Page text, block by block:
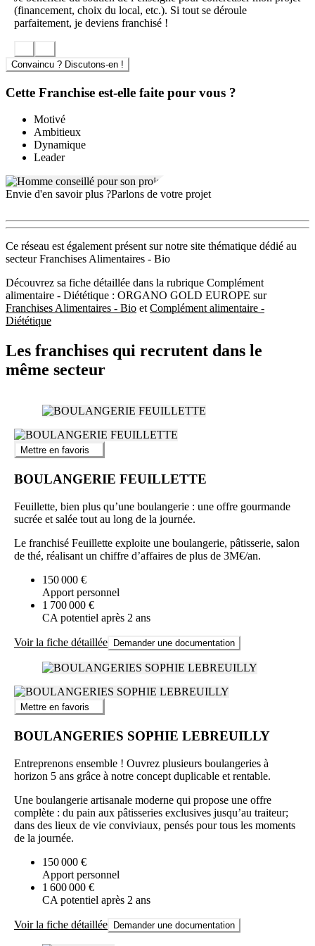
démarrer de chez soi, sans barrières financières importantes ni
dépenses publicitaires importantes. Ce modèle convient aussi bien à
ceux souhaitant une activité complémentaire qu’aux entrepreneurs
désireux de construire un réseau puissant autour du café santé.
Les engagements d’Organo Gold auprès de ses franchisés
Organo Gold accompagne ses franchisés tout au long de leur
digitaux, supports de vente personnalisés et conseils réguliers pour
renforcer l’activité. Un réseau d’entraide et de soutien permet de
grandir au sein d’une communauté structurée et motivée.
(financement, choix du local, etc.). Si tout se déroule
parfaitement, je deviens franchisé !
Convaincu ? Discutons-en !
Cette Franchise est-elle faite pour vous ?
Motivé
Ambitieux
Dynamique
Leader
Envie d'en savoir plus ?Parlons de votre projet
Ce réseau est également présent sur notre site thématique dédié au
secteur Franchises Alimentaires - Bio
Découvrez sa fiche détaillée dans la rubrique Complément
alimentaire - Diététique : ORGANO GOLD EUROPE sur
Franchises Alimentaires - Bio et Complément alimentaire -
Diététique
Les franchises qui recrutent dans le
même secteur
Mettre en favoris
BOULANGERIE FEUILLETTE
Feuillette, bien plus qu’une boulangerie : une offre gourmande
sucrée et salée tout au long de la journée.
Le franchisé Feuillette exploite une boulangerie, pâtisserie, salon
de thé, réalisant un chiffre d’affaires de plus de 3M€/an.
150 000 €
Apport personnel
1 700 000 €
CA potentiel après 2 ans
Voir la fiche détaillée Demander une documentation
Mettre en favoris
BOULANGERIES SOPHIE LEBREUILLY
Entreprenons ensemble ! Ouvrez plusieurs boulangeries à
horizon 5 ans grâce à notre concept duplicable et rentable.
Une boulangerie artisanale moderne qui propose une offre
complète : du pain aux pâtisseries exclusives jusqu’au traiteur;
dans des lieux de vie conviviaux, pensés pour tous les moments
de la journée.
150 000 €
Apport personnel
1 600 000 €
CA potentiel après 2 ans
Voir la fiche détaillée Demander une documentation